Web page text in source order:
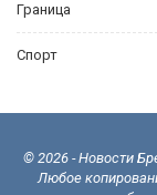
Граница
Спорт
© 2026 - Новости
Любое